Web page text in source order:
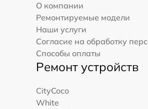
О компании
Ремонтируемые модели
Наши услуги
Согласие на обработку
Способы оплаты
Ремонт устройств
CityCoco
White